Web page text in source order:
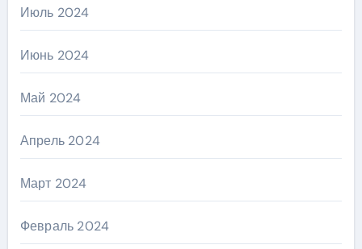
Июль 2024
Июнь 2024
Май 2024
Апрель 2024
Март 2024
Февраль 2024